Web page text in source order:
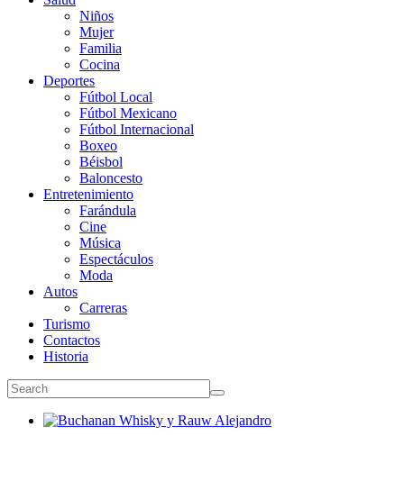
Niños
Mujer
Familia
Cocina
Deportes
Fútbol Local
Fútbol Mexicano
Fútbol Internacional
Boxeo
Béisbol
Baloncesto
Entretenimiento
Farándula
Cine
Música
Espectáculos
Moda
Autos
Carreras
Turismo
Contactos
Historia